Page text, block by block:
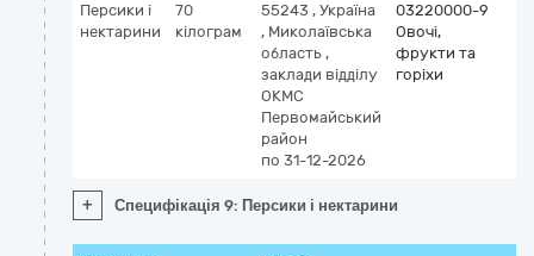
Персики і
нектарини
70
кілограм
55243 , Україна
, Миколаївська
область ,
заклади відділу
ОКМС
Первомайський
район
по 31-12-2026
03220000-9
Овочі,
фрукти та
горіхи
+ Специфікація 9: Персики і нектарини